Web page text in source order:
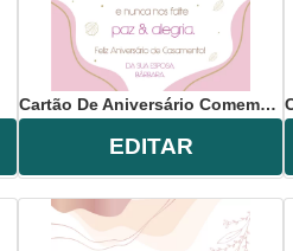
Cartão De Aniversário Comemoração
EDITAR